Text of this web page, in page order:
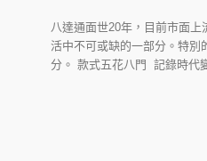
八達通面世20年，目前市面
活中不可或缺的一部分。特別
分。 款式五花八門 記錄時代